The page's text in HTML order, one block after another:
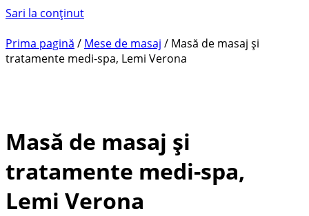
Sari la conținut
Prima pagină / Mese de masaj / Masă de masaj și
tratamente medi-spa, Lemi Verona
Masă de masaj și
tratamente medi-spa,
Lemi Verona